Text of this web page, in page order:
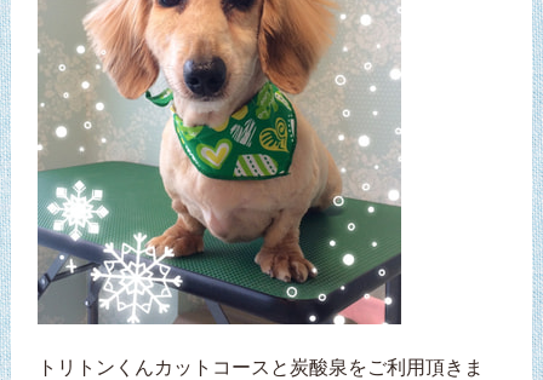
トリトンくんカットコースと炭酸泉をご利用頂きま